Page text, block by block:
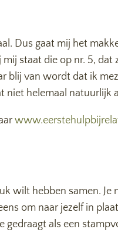
Dus gaat mij het
staat die op nr. 5,
blij van wordt dat ik
niet helemaal natuurlijk
wilt hebben samen.
om naar jezelf in
gedraagt als een